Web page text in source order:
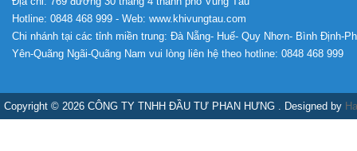
Hotline: 0848 468 999 - Web: www.khivungtau.com
Chi nhánh tại các tỉnh miền trung: Đà Nẵng- Huế- Quy Nhơn- Bình Định-
Yên-Quãng Ngãi-Quãng Nam vui lòng liên hệ theo hotline: 0848 468 999
Copyright © 2026 CÔNG TY TNHH ĐẦU TƯ PHAN HƯNG . Designed by